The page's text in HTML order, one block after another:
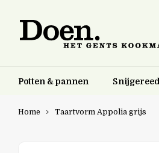
Potten & pannen
Home Taartvorm Appolia grijs